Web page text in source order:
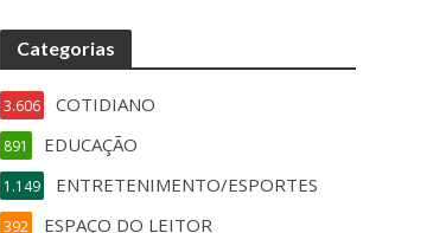
Categorias
COTIDIANO
3.606
EDUCAÇÃO
891
ENTRETENIMENTO/ESPORTES
1.149
ESPAÇO DO LEITOR
392